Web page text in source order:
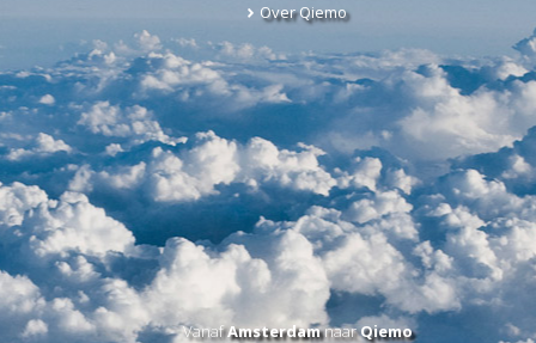
Over Qiemo
VanafAmsterdamnaarQiemo